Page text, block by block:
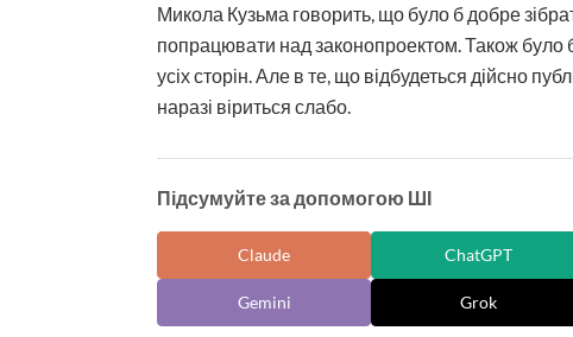
Микола Кузьма говорить, що було б добре
попрацювати над законопроектом. Також було
усіх сторін. Але в те, що відбудеться дійсно
наразі віриться слабо.
Підсумуйте за допомогою ШІ
Claude ChatGPT
Gemini Grok